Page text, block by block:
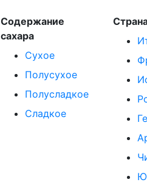
Содержание
сахара
Сухое
Полусухое
Полусладкое
Сладкое